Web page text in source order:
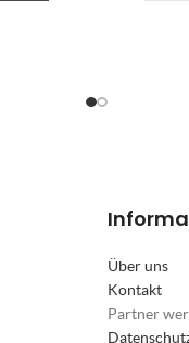
Über uns
Kontakt
Partner